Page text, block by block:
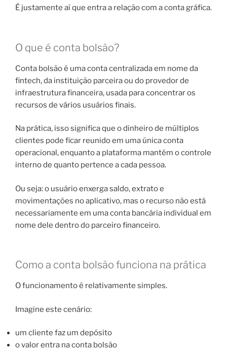
É justamente aí que entra a relação com a conta gráfica.
O que é conta bolsão?
Conta bolsão é uma conta centralizada em nome da
fintech, da instituição parceira ou do provedor de
infraestrutura financeira, usada para concentrar os
recursos de vários usuários finais.
Na prática, isso significa que o dinheiro de múltiplos
clientes pode ficar reunido em uma única conta
operacional, enquanto a plataforma mantém o controle
interno de quanto pertence a cada pessoa.
Ou seja: o usuário enxerga saldo, extrato e
movimentações no aplicativo, mas o recurso não está
necessariamente em uma conta bancária individual em
nome dele dentro do parceiro financeiro.
Como a conta bolsão funciona na prática
O funcionamento é relativamente simples.
Imagine este cenário:
um cliente faz um depósito
o valor entra na conta bolsão